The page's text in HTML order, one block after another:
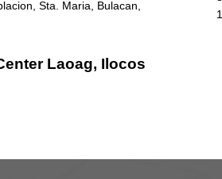
Sta. Maria, Bulacan,
Laoag, Ilocos